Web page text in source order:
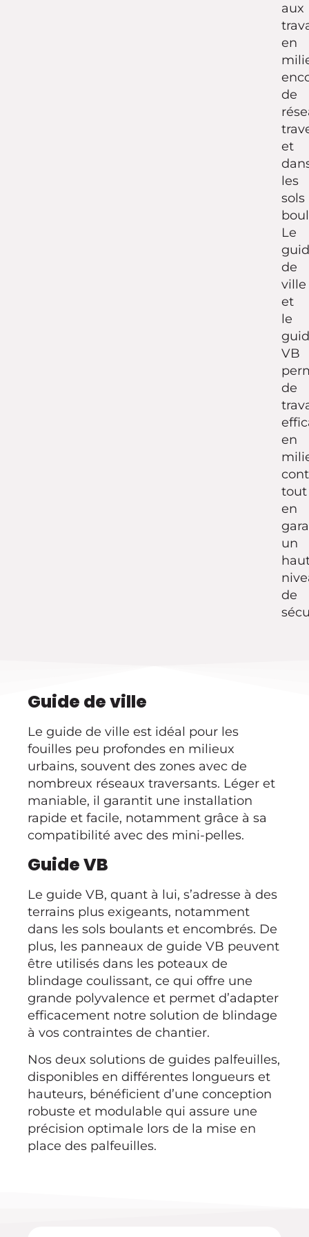
aux
en
de
et
les
sols
Le
de
ville
et
le
VB
de
en
tout
en
un
de
Guide de ville
Le guide de ville est idéal pour les
fouilles peu profondes en milieux
urbains, souvent des zones avec de
nombreux réseaux traversants. Léger et
maniable, il garantit une installation
rapide et facile, notamment grâce à sa
compatibilité avec des mini-pelles.
Guide VB
Le guide VB, quant à lui, s’adresse à des
terrains plus exigeants, notamment
dans les sols boulants et encombrés. De
plus, les panneaux de guide VB peuvent
être utilisés dans les poteaux de
blindage coulissant, ce qui offre une
grande polyvalence et permet d’adapter
efficacement notre solution de blindage
à vos contraintes de chantier.
Nos deux solutions de guides palfeuilles,
disponibles en différentes longueurs et
hauteurs, bénéficient d’une conception
robuste et modulable qui assure une
précision optimale lors de la mise en
place des palfeuilles.